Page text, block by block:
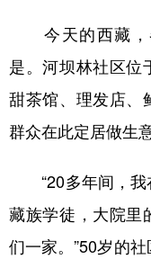
今天的西藏，
是。河坝林社区位
甜茶馆、理发店、
群众在此定居做生
“20多年间，我
藏族学徒，大院里
们一家。”50岁的